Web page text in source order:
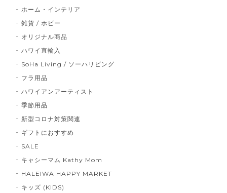
ホーム・インテリア
雑貨 / ホビー
オリジナル商品
ハワイ直輸入
SoHa Living / ソーハリビング
フラ用品
ハワイアンアーティスト
季節用品
新型コロナ対策関連
ギフトにおすすめ
SALE
キャシーマム Kathy Mom
HALEIWA HAPPY MARKET
キッズ (KIDS)